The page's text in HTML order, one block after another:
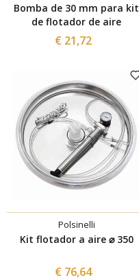
Bomba de 30 mm para kit
de flotador de aire
€ 21,72
Polsinelli
Kit flotador a aire ⌀ 350
€ 76,64